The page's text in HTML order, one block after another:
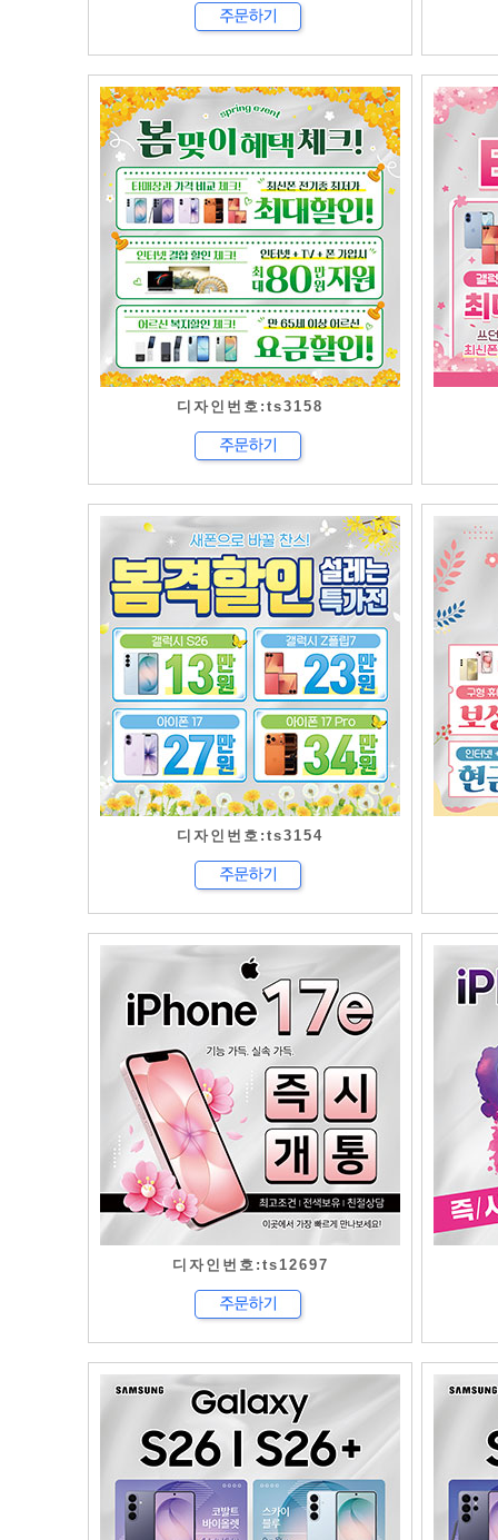
디자인번호:ts3158
디자인번호:ts3154
디자인번호:ts12697